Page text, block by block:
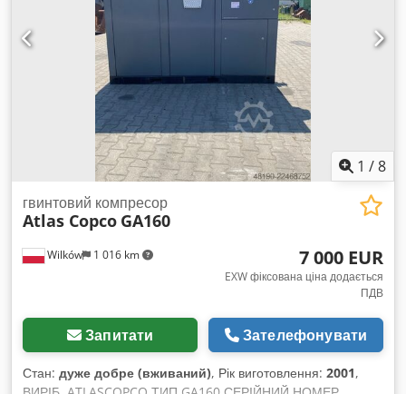
1 /8
Wilków 1 016 km
гвинтовий компресор
Atlas Copco GA160
7 000 EUR
EXW фіксована ціна додається
ПДВ
Запитати Зателефонувати
Стан: дуже добре (вживаний), Рік виготовлення: 2001,